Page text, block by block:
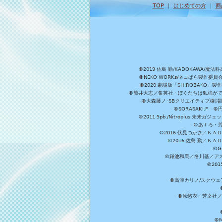
TOP｜ はじめての方｜ 商
©2019 佐島 勤/KADOKAWA/魔法
©NEKO WORKs/ネコぱら製作委員
©2020 劇場版「SHIROBAKO」製
©筒井大志／集英社・ぼくたちは勉強
©大森藤ノ･SBクリエイティブ/劇
©SORASAKI.F ©円
©2011 5pb./Nitroplus 未来ガジェ
©あｆろ・
©2016 伏見つかさ／ＫＡ
©2016 佐島 勤／ＫＡ
©鎌池和馬／冬川基／ア
©高津カリノ/スクウ
©原悠衣・芳文社